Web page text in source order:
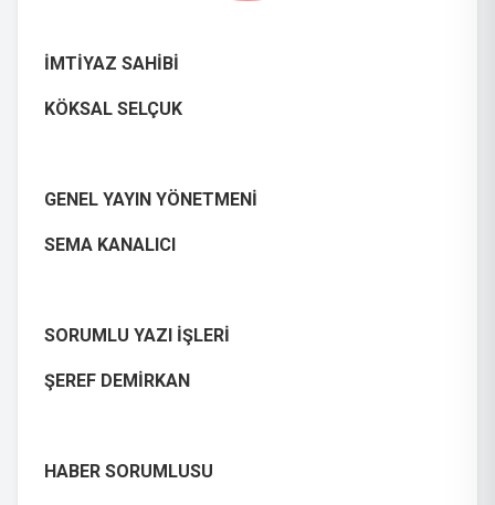
İMTİYAZ SAHİBİ
KÖKSAL SELÇUK
GENEL YAYIN YÖNETMENİ
SEMA KANALICI
SORUMLU YAZI İŞLERİ
ŞEREF DEMİRKAN
HABER SORUMLUSU